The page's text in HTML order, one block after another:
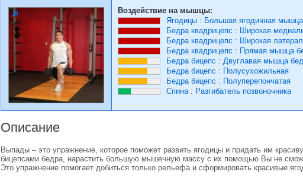
Воздействие на мышцы:
Ягодицы : Большая ягодичная
Бедра квадрицепс : Широкая
Бедра квадрицепс : Широкая
Бедра квадрицепс : Прямая мышца
Бедра бицепс : Двуглавая мышца
Бедра бицепс : Полусухожильная
Бедра бицепс : Полуперепончатая
Спина: Разгибатель позвоночника
Описание
Выпады – это упражнение, которое поможет развить ягодицы и придать им
бицепсами бедра, нарастить большую мышечную массу с их помощью Вы не
Это упражнение помогает добиться только рельефа и сформировать красивые